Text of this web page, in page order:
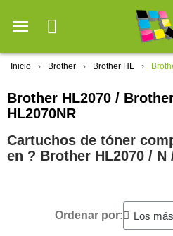
Inicio Brother Brother HL
Brother HL2070 /
HL2070NR
Cartuchos de tóner
en ?️ Brother HL2070 / N
Ordenar por: